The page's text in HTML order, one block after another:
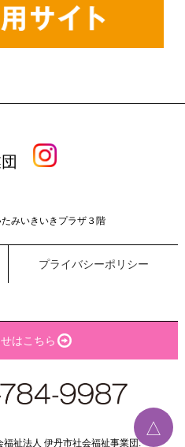
みいきいきプラザ３階
プライバシーポリシー
はこちら
祉法人 伊丹市社会福祉事業団.
△